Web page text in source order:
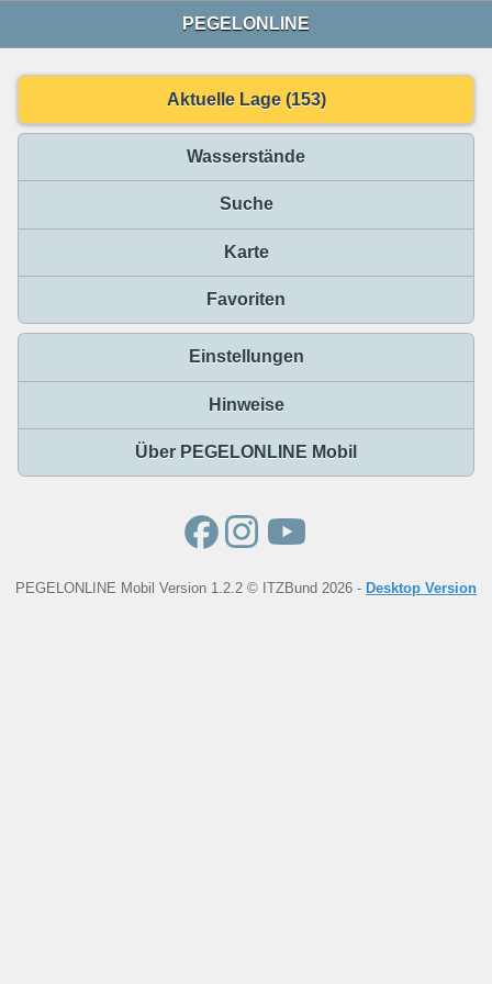
PEGELONLINE
Aktuelle Lage (153)
Wasserstände
Suche
Karte
Favoriten
Einstellungen
Hinweise
Über PEGELONLINE Mobil
PEGELONLINE Mobil Version 1.2.2 © ITZBund 2026 - Desktop Version